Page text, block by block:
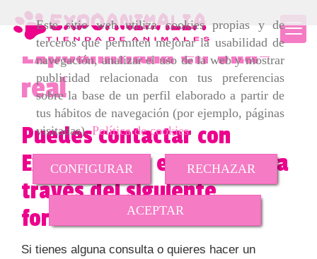
Este sitio web utiliza cookies propias y de
terceros que permiten mejorar la usabilidad de
navegación, analizar el uso de la web y mostrar
publicidad relacionada con tus preferencias
sobre la base de un perfil elaborado a partir de
tus hábitos de navegación (por ejemplo, páginas
visitadas).Política de cookies.
CONFIGURAR RECHAZAR
ACEPTAR
Expoanimalia en Vila-
real
Puedes contactar con
Expoanimalia en Vila-real a
través del siguiente
formulario
Si tienes alguna consulta o quieres hacer un